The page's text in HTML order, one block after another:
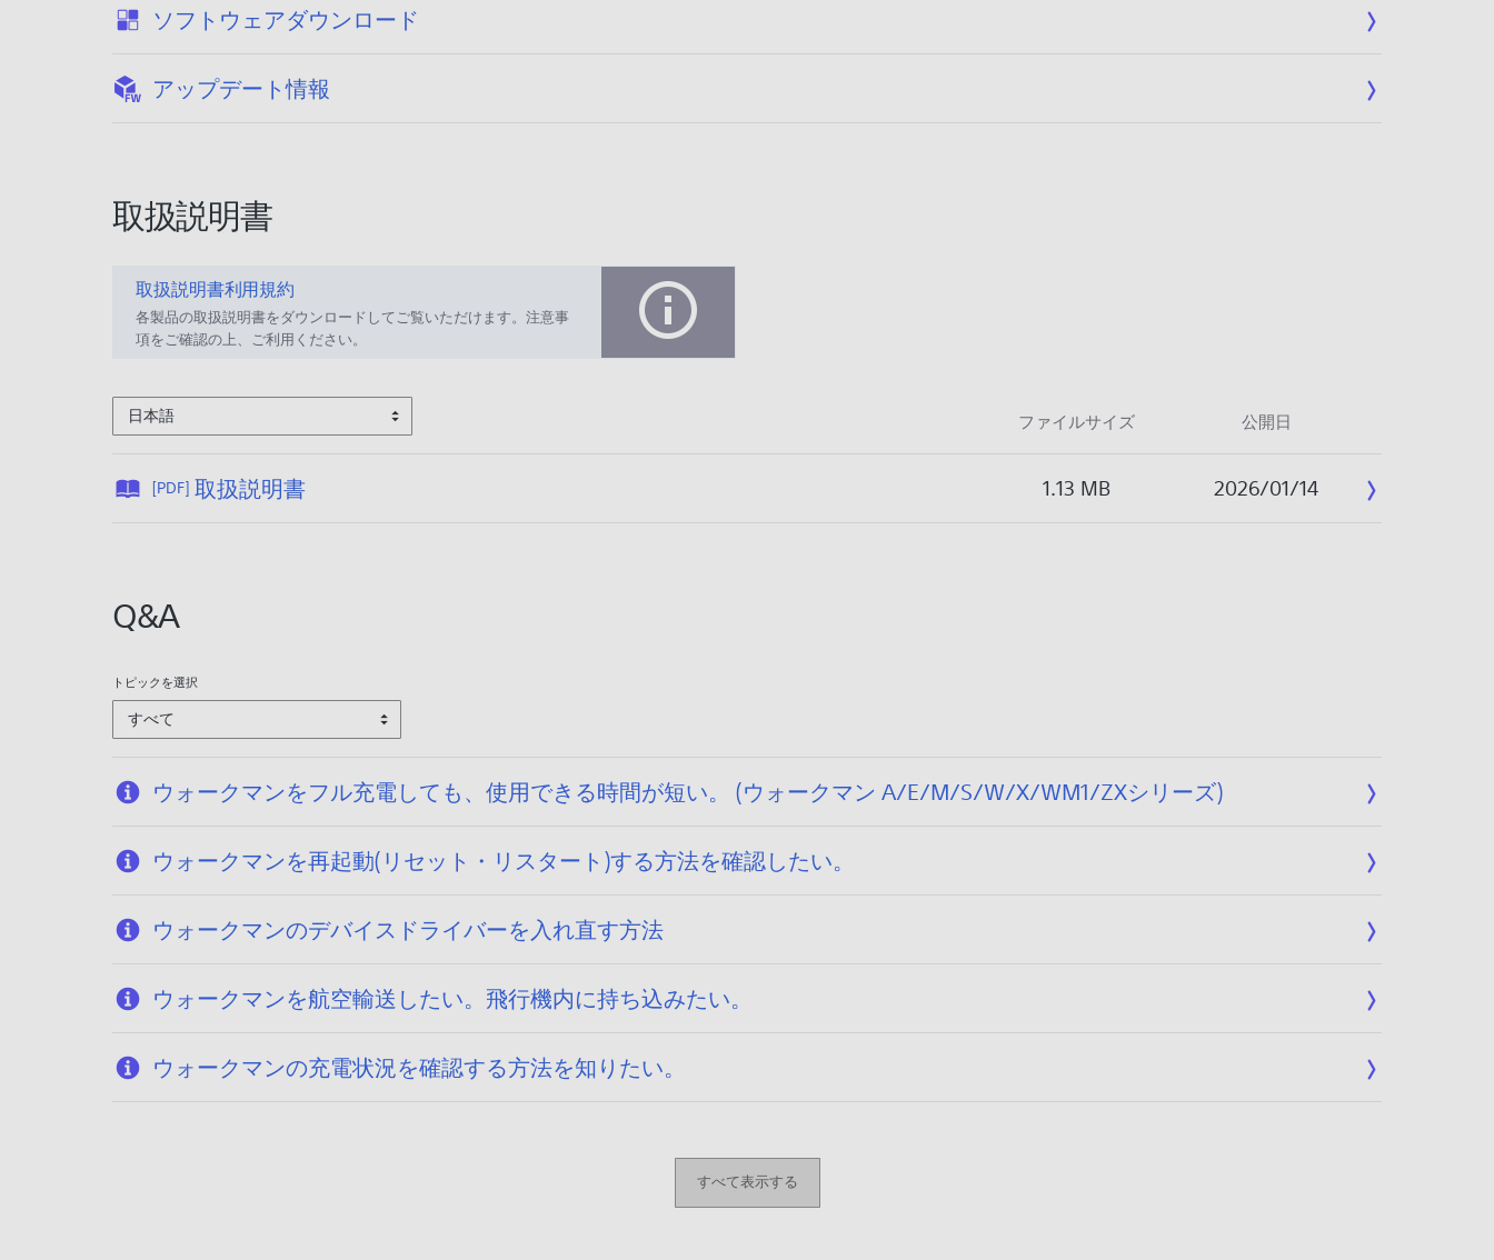
ソフトウェアダウンロード
アップデート情報
取扱説明書
取扱説明書利用規約
各製品の取扱説明書をダウンロードしてご覧いただけます。注意事
項をご確認の上、ご利用ください。
日本語 ファイルサイズ 公開日
[PDF] 取扱説明書公
/
0
1
/
4
1.13 MB 2026/01/14
Q&A
トピックを選択
すべて
ウォークマンをフル充電しても、使用できる時間が短い。 (ウォークマン A/E/M/S/W/X/WM1/ZXシリーズ)
ウォークマンを再起動(リセット・リスタート)する方法を確認したい。
ウォークマンのデバイスドライバーを入れ直す方法
ウォークマンを航空輸送したい。飛行機内に持ち込みたい。
ウォークマンの充電状況を確認する方法を知りたい。
すべて表示する